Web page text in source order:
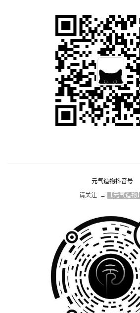
元气造物抖音号
请关注  → 【元气造物】